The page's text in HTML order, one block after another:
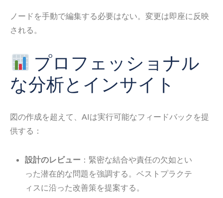
ノードを手動で編集する必要はない。変更は即座に反映
される。
プロフェッショナル
な分析とインサイト
図の作成を超えて、AIは実行可能なフィードバックを提
供する：
設計のレビュー ：緊密な結合や責任の欠如とい
った潜在的な問題を強調する。ベストプラクテ
ィスに沿った改善策を提案する。